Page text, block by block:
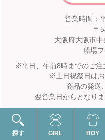
探す GIRL BOY
営業時間：
〒
大阪府大阪市
船場
※平日、午前8時までのご注
※土日祝祭日はお
商品の発送
翌営業日からとなり